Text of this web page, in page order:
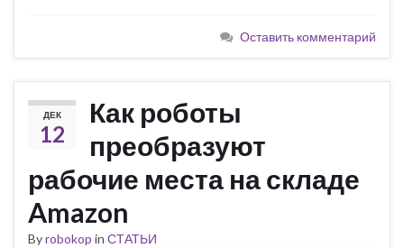
Оставить комментарий
ДЕК
12
Как роботы
преобразуют
рабочие места на складе
Amazon
Byrobokop in СТАТЬИ